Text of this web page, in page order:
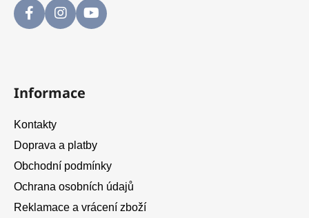
Informace
Kontakty
Doprava a platby
Obchodní podmínky
Ochrana osobních údajů
Reklamace a vrácení zboží